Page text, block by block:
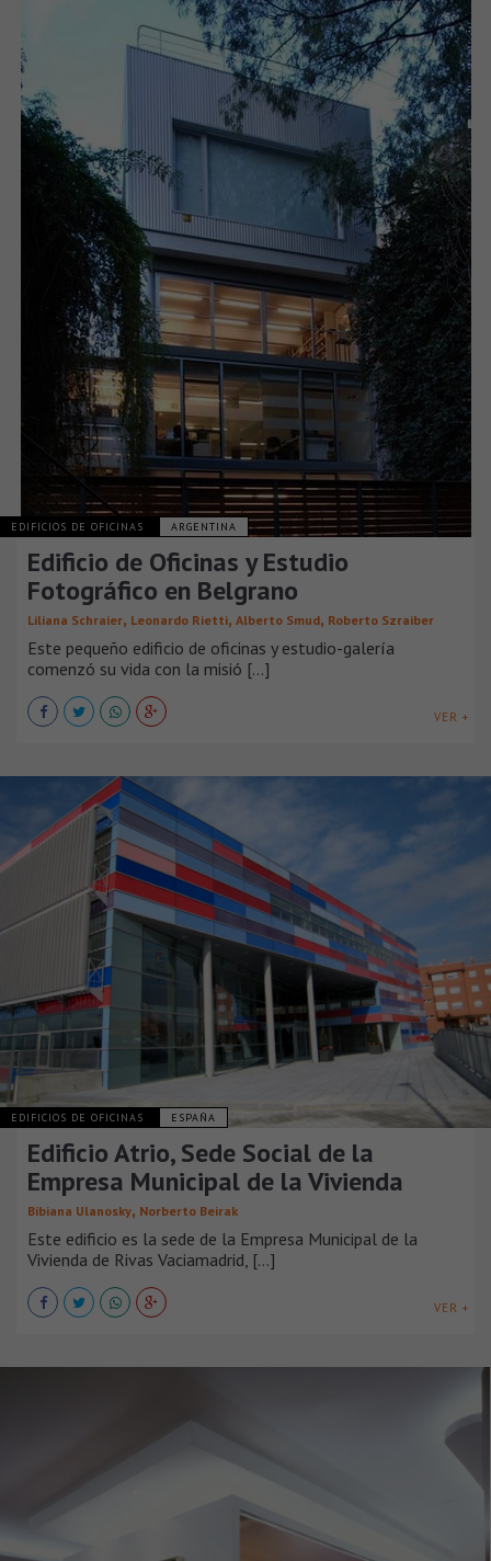
EDIFICIOS DE OFICINAS ARGENTINA
Edificio de Oficinas y Estudio
Fotográfico en Belgrano
Liliana Schraier, Leonardo Rietti, Alberto Smud, Roberto Szraiber
Este pequeño edificio de oficinas y estudio-galería
comenzó su vida con la misió [...]
VER +
EDIFICIOS DE OFICINAS ESPAÑA
Edificio Atrio, Sede Social de la
Empresa Municipal de la Vivienda
Bibiana Ulanosky, Norberto Beirak
Este edificio es la sede de la Empresa Municipal de la
Vivienda de Rivas Vaciamadrid, [...]
VER +